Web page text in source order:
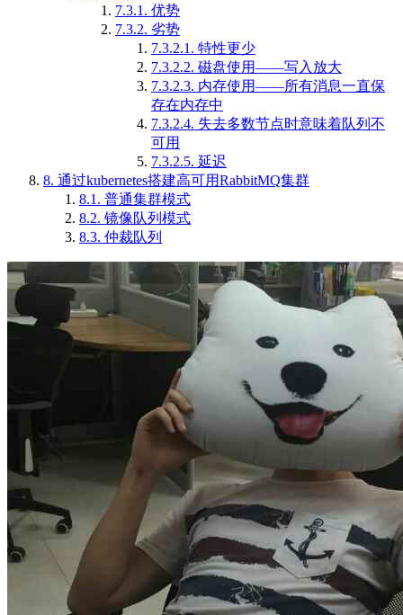
7.3.1. 优势
7.3.2. 劣势
7.3.2.1. 特性更少
7.3.2.2. 磁盘使用——写入放大
7.3.2.3. 内存使用——所有消息一直保
存在内存中
7.3.2.4. 失去多数节点时意味着队列不
可用
7.3.2.5. 延迟
8. 通过kubernetes搭建高可用RabbitMQ集群
8.1. 普通集群模式
8.2. 镜像队列模式
8.3. 仲裁队列